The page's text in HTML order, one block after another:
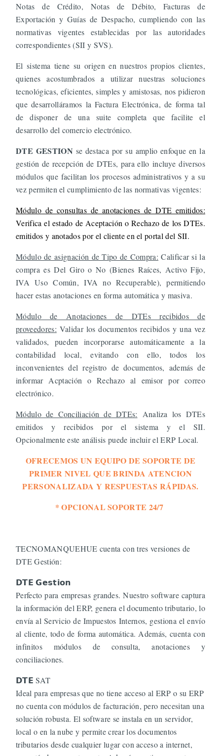
Notas de Crédito, Notas de Débito, Facturas de
Exportación y Guías de Despacho, cumpliendo con las
normativas vigentes establecidas por las autoridades
correspondientes (SII y SVS).
El sistema tiene su origen en nuestros propios clientes,
quienes acostumbrados a utilizar nuestras soluciones
tecnológicas, eficientes, simples y amistosas, nos pidieron
que desarrolláramos la Factura Electrónica, de forma tal
de disponer de una suite completa que facilite el
desarrollo del comercio electrónico.
DTE GESTION se destaca por su amplio enfoque en la
gestión de recepción de DTEs, para ello incluye diversos
módulos que facilitan los procesos administrativos y a su
vez permiten el cumplimiento de las normativas vigentes:
Módulo de consultas de anotaciones de DTE emitidos:
Verifica el estado de Aceptación o Rechazo de los DTEs.
emitidos y anotados por el cliente en el portal del SII.
Módulo de asignación de Tipo de Compra: Calificar si la
compra es Del Giro o No (Bienes Raíces, Activo Fijo,
IVA Uso Común, IVA no Recuperable), permitiendo
hacer estas anotaciones en forma automática y masiva.
Módulo de Anotaciones de DTEs recibidos de
proveedores: Validar los documentos recibidos y una vez
validados, pueden incorporarse automáticamente a la
contabilidad local, evitando con ello, todos los
inconvenientes del registro de documentos, además de
informar Acptación o Rechazo al emisor por correo
electrónico.
Módulo de Conciliación de DTEs: Analiza los DTEs
emitidos y recibidos por el sistema y el SII.
Opcionalmente este análisis puede incluir el ERP Local.
OFRECEMOS UN EQUIPO DE SOPORTE DE
PRIMER NIVEL QUE BRINDA ATENCION
PERSONALIZADA Y RESPUESTAS RÁPIDAS.
* OPCIONAL SOPORTE 24/7
TECNOMANQUEHUE cuenta con tres versiones de
DTE Gestión:
𝗗𝗧𝗘 𝗚𝗲𝘀𝘁𝗶𝗼𝗻
Perfecto para empresas grandes. Nuestro software captura
la información del ERP, genera el documento tributario, lo
envía al Servicio de Impuestos Internos, gestiona el envío
al cliente, todo de forma automática. Además, cuenta con
infinitos módulos de consulta, anotaciones y
conciliaciones.
𝗗𝗧𝗘 SAT
Ideal para empresas que no tiene acceso al ERP o su ERP
no cuenta con módulos de facturación, pero necesitan una
solución robusta. El software se instala en un servidor,
local o en la nube y permite crear los documentos
tributarios desde cualquier lugar con acceso a internet,